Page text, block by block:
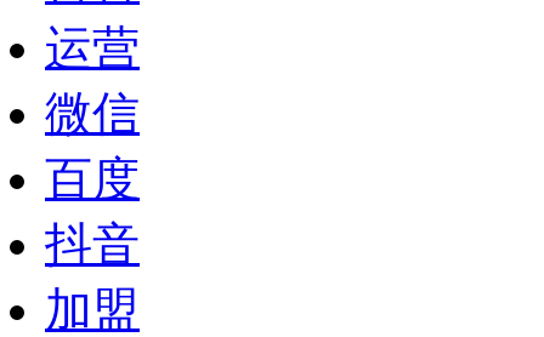
运营
微信
百度
抖音
加盟